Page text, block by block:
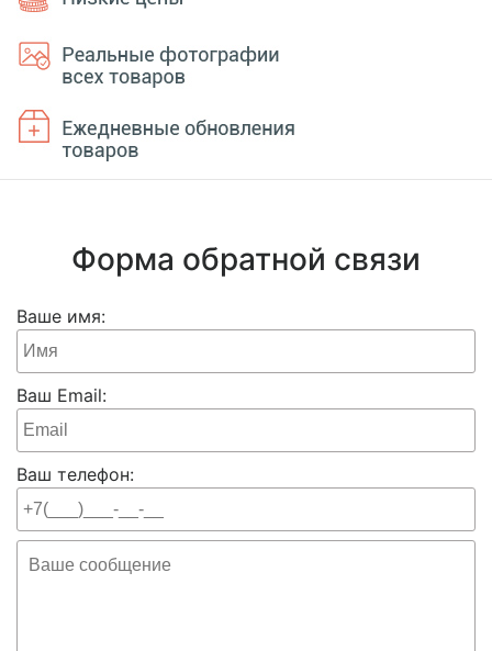
Форма обратной связи
Ваше имя:
Ваш Email:
Ваш телефон: